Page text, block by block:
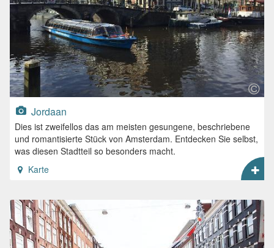
Jordaan
Dies ist zweifellos das am meisten gesungene, beschriebene
und romantisierte Stück von Amsterdam. Entdecken Sie selbst,
was diesen Stadtteil so besonders macht.
Karte